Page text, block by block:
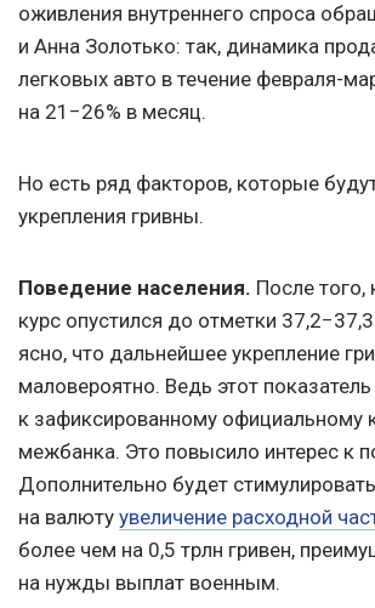
оживления внутреннего спроса
и Анна Золотько: так, динамика
легковых авто в течение февраля-
на 21−26% в месяц.
Но есть ряд факторов, которые
укрепления гривны.
Поведение населения. После того,
курс опустился до отметки
ясно, что дальнейшее укрепление
маловероятно. Ведь этот
к зафиксированному официальному
межбанка. Это повысило интерес к
Дополнительно будет
на валюту увеличение расходной
более чем на 0,5 трлн гривен,
на нужды выплат военным.